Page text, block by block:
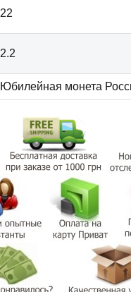
22
2.2
Юбилейная монета